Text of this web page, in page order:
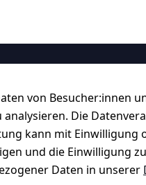
von Besucher:innen
Die
kann mit
und die Einwilligung
Daten in unserer
3, 06184
Top-